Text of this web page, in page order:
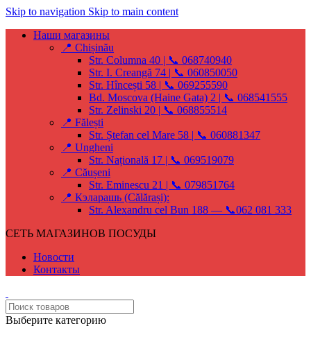
Skip to navigation Skip to main content
Наши магазины
📍 Chișinău
Str. Columna 40 | 📞 068740940
Str. I. Creangă 74 | 📞 060850050
Str. Hîncești 58 | 📞 069255590
Bd. Moscova (Haine Gata) 2 | 📞 068541555
Str. Zelinski 20 | 📞 068855514
📍 Fălești
Str. Ștefan cel Mare 58 | 📞 060881347
📍 Ungheni
Str. Națională 17 | 📞 069519079
📍 Căușeni
Str. Eminescu 21 | 📞 079851764
📍 Кэларашь (Călărași):
Str. Alexandru cel Bun 188 — 📞062 081 333
СЕТЬ МАГАЗИНОВ ПОСУДЫ
Новости
Контакты
Выберите категорию